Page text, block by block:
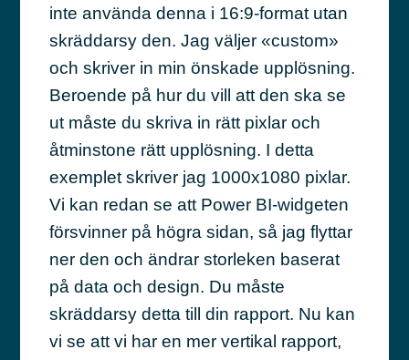
inte använda denna i 16:9-format utan
skräddarsy den. Jag väljer «custom»
och skriver in min önskade upplösning.
Beroende på hur du vill att den ska se
ut måste du skriva in rätt pixlar och
åtminstone rätt upplösning. I detta
exemplet skriver jag 1000x1080 pixlar.
Vi kan redan se att Power BI-widgeten
försvinner på högra sidan, så jag flyttar
ner den och ändrar storleken baserat
på data och design. Du måste
skräddarsy detta till din rapport. Nu kan
vi se att vi har en mer vertikal rapport,